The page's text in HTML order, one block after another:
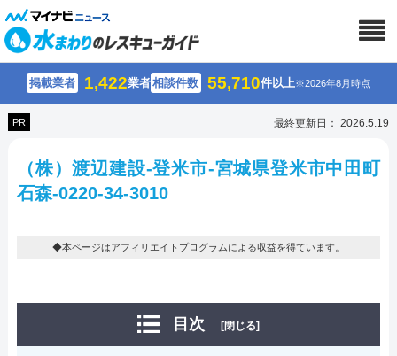
掲載業者 1,422業者相談件数 55,710件以上※2026年8月時点
PR 最終更新日： 2026.5.19
（株）渡辺建設-登米市-宮城県登米市中田町
石森-0220-34-3010
◆本ページはアフィリエイトプログラムによる収益を得ています。
目次 [閉じる]